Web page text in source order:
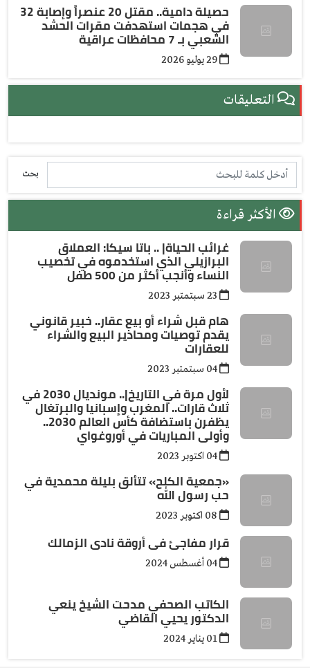
حصيلة دامية.. مقتل 20 عنصراً وإصابة 32
في هجمات استهدفت مقرات الحشد
الشعبي بـ 7 محافظات عراقية
التعليقات
بحث
الأكثر قراءة
غرائب الحياة| .. باتا سيكا: العملاق
البرازيلي الذي استخدموه في تخصيب
النساء وأنجب أكثر من 500 طفل
هام قبل شراء أو بيع عقار.. خبير قانوني
يقدم توصيات ومحاذير البيع والشراء
للعقارات
لأول مرة في التاريخ|.. مونديال 2030 في
ثلاث قارات.. المغرب وإسبانيا والبرتغال
يظفرن باستضافة كأس العالم 2030..
وأولى المباريات في أوروغواي
«جمعية الكلح» تتألق بليلة محمدية في
حب رسول الله
قرار مفاجئ فى أروقة نادى الزمالك
الكاتب الصحفي مدحت الشيخ ينعي
الدكتور يحيي القاضي